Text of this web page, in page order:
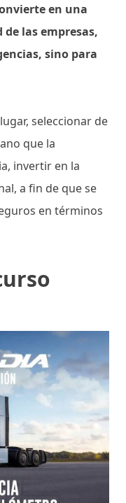
en una
las empresas,
sino para
seleccionar de
que la
invertir en la
a fin de que se
en términos